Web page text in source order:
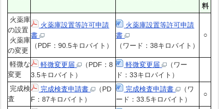
料
火薬庫
の設置
火薬庫
の変更
火薬庫設置等許可申請
書
（PDF：90.5キロバイト）
火薬庫設置等許可申請
書
（ワード：38キロバイト）
○
軽微な
変更
軽微変更届
（PDF：8
3.5キロバイト）
軽微変更届
（ワー
ド：33キロバイト）
完成検
査
完成検査申請書
（PD
F：87キロバイト）
完成検査申請書
（ワ
ード：33.5キロバイト）
○